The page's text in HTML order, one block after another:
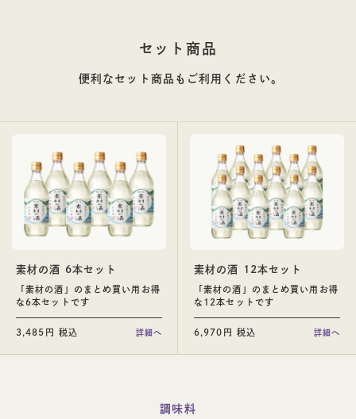
セット商品
便利なセット商品もご利用ください。
素材の酒 6本セット
「素材の酒」のまとめ買い用お得
な6本セットです
3,485円 税込 詳細へ
素材の酒 12本セット
「素材の酒」のまとめ買い用お得
な12本セットです
6,970円 税込 詳細へ
調味料
その他蒸留酒 ウイスキー
日本酒
ギフト